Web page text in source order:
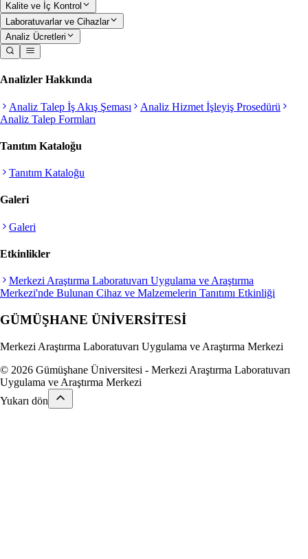
Kalite ve İç Kontrol
Laboratuvarlar ve Cihazlar
Analiz Ücretleri
Analizler Hakkında
Analiz Talep İş Akış Şeması
Analiz Hizmet İşleyiş Prosedürü
Analiz Talep Formları
Tanıtım Kataloğu
Tanıtım Kataloğu
Galeri
Galeri
Etkinlikler
Merkezi Araştırma Laboratuvarı Uygulama ve Araştırma
Merkezi'nde Bulunan Cihaz ve Malzemelerin Tanıtımı Etkinliği
GÜMÜŞHANE ÜNİVERSİTESİ
Merkezi Araştırma Laboratuvarı Uygulama ve Araştırma Merkezi
© 2026 Gümüşhane Üniversitesi - Merkezi Araştırma Laboratuvarı
Uygulama ve Araştırma Merkezi
Yukarı dön